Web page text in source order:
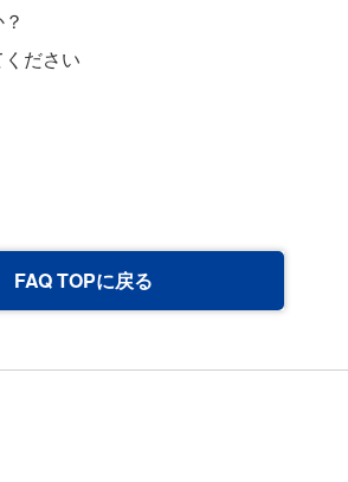
ださい
FAQ TOPに戻る